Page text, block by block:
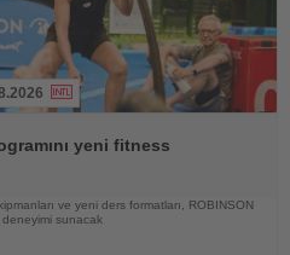
yeni fitness
ve yeni ders formatları, ROBINSON
deneyimi sunacak